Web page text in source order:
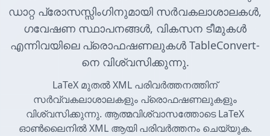
ഡാറ്റ പ്രോസസ്സിംഗിനുമായി സർവകലാശാലകൾ,
ഗവേഷണ സ്ഥാപനങ്ങൾ, വികസന ടീമുകൾ
എന്നിവയിലെ പ്രൊഫഷണലുകൾ TableConvert-
നെ വിശ്വസിക്കുന്നു.
LaTeX മുതൽ XML പരിവർത്തനത്തിന്
സർവ്വകലാശാലകളും പ്രൊഫഷണലുകളും
വിശ്വസിക്കുന്നു. ആത്മവിശ്വാസത്തോടെ LaTeX
ഓൺലൈനിൽ XML ആയി പരിവർത്തനം ചെയ്യുക.